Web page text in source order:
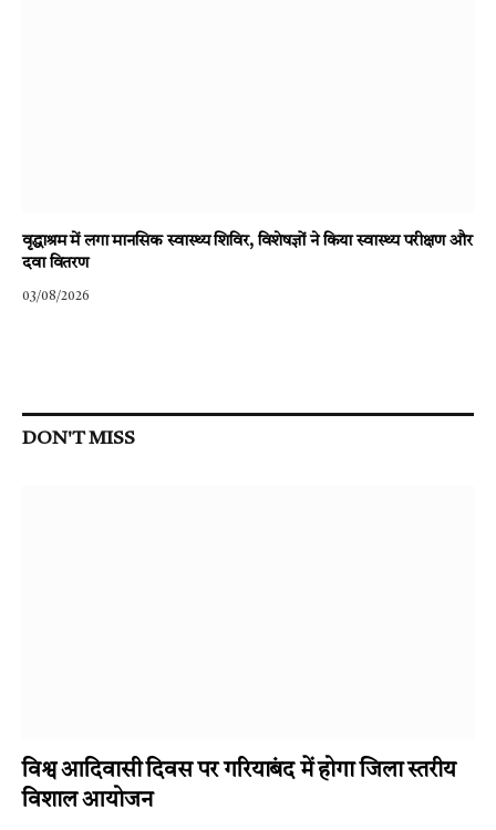
वृद्धाश्रम में लगा मानसिक स्वास्थ्य शिविर, विशेषज्ञों ने किया स्वास्थ्य परीक्षण और
दवा वितरण
03/08/2026
DON'T MISS
विश्व आदिवासी दिवस पर गरियाबंद में होगा जिला स्तरीय
विशाल आयोजन